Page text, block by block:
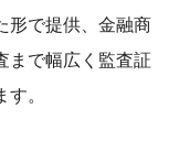
形で提供、金融商
まで幅広く監査証
。